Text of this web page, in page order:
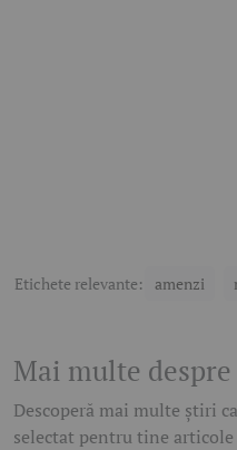
Etichete relevante: amenzi
Mai multe
Descoperă mai multe știri
selectat pentru tine